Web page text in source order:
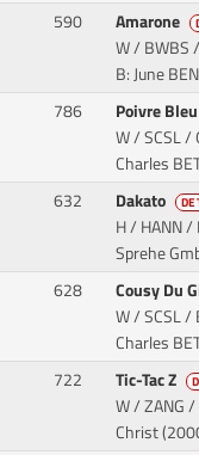
590 Amarone
W / BWBS
B: June
786
Poivre
W / SCSL /
Charles
632 Dakato
H / HANN /
Sprehe
628
Cousy Du
W / SCSL /
Charles
722 Tic-Tac Z
W / ZANG
Christ